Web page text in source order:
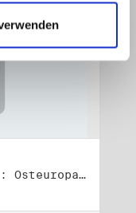
Titel: Materialsammlung : Osteuropa (3)